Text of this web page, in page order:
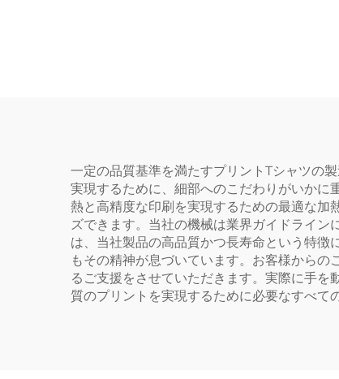
一定の品質基準を満たすプリントTシャツの
実現するために、細部へのこだわりがいかに
熱と高精度な印刷を実現するための最適な加
ズできます。当社の機械は業界ガイドライ
は、当社製品の高品質かつ長寿命という特
もその精神が息づいています。お客様から
るご支援をさせていただきます。実際に手
質のプリントを実現するために必要なすべて